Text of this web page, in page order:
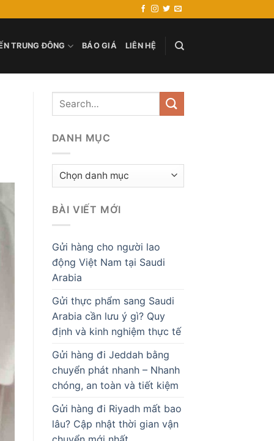
TRUNG ĐÔNG BÁO GIÁ LIÊN HỆ
DANH MỤC
Danh
mục
BÀI VIẾT MỚI
Gửi hàng cho người lao
động Việt Nam tại Saudi
Arabia
Gửi thực phẩm sang Saudi
Arabia cần lưu ý gì? Quy
định và kinh nghiệm thực tế
Gửi hàng đi Jeddah bằng
chuyển phát nhanh – Nhanh
chóng, an toàn và tiết kiệm
Gửi hàng đi Riyadh mất bao
lâu? Cập nhật thời gian vận